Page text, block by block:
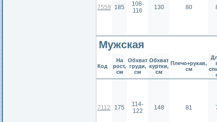
7559 185
108-
116
130 80
Мужская
Код
На
рост,
см
Обхват
груди,
см
Обхват
куртки,
см
Плечо+рукав,
см
7112 175
114-
122
148 81